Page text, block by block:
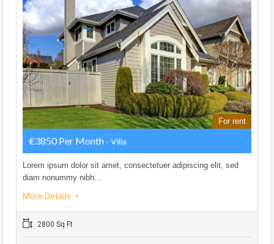
For rent
€3850 Per Month - Villa
Lorem ipsum dolor sit amet, consectetuer adipiscing elit, sed
diam nonummy nibh…
More Details
2800 Sq Ft